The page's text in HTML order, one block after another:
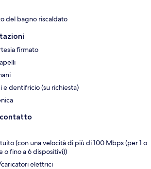
del bagno riscaldato
firmato
e dentifricio (su richiesta)
(con una velocità di più di 100 Mbps (per 1 o
o fino a 6 dispositivi))
elettrici